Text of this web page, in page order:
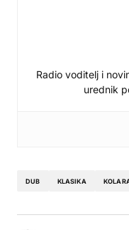
Radio voditelj i
urednik
DUB KLASIKA